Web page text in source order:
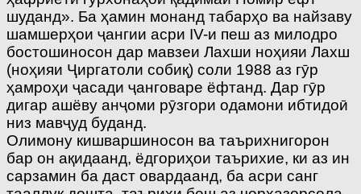
шуданд». Ба ҳамин монанд табарҳо ва найзаву
шамшерҳои ҷангии асри IV-и пеш аз милодро
бостошиносон дар мавзеи Лахши ноҳияи Лахш
(ноҳияи Ҷиргатоли собиқ) соли 1988 аз гӯр
ҳамроҳи ҷасади ҷанговаре ёфтанд. Дар гӯр
дигар ашёву анҷоми рӯзгори одамони ибтидоӣ
низ мавҷуд буданд.
Олимону кишваршиносон ва таърихнигорон
бар он ақидаанд, ёдгориҳои таърихие, ки аз ин
сарзамин ба даст овардаанд, ба асри санг